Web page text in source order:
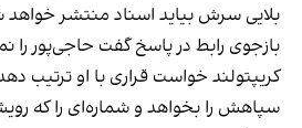
بلایی سرش بیاید اسناد منتشر
بازجوی رابط در پاسخ گفت حاجی‌پور را
کریپتولند خواست قراری با او ترتیب
سپاهش را بخواهد و شماره‌ای را که